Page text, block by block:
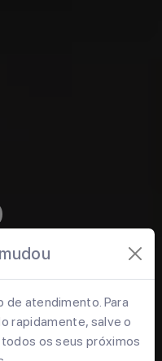
atendimento. Para
rapidamente, salve o
os seus próximos